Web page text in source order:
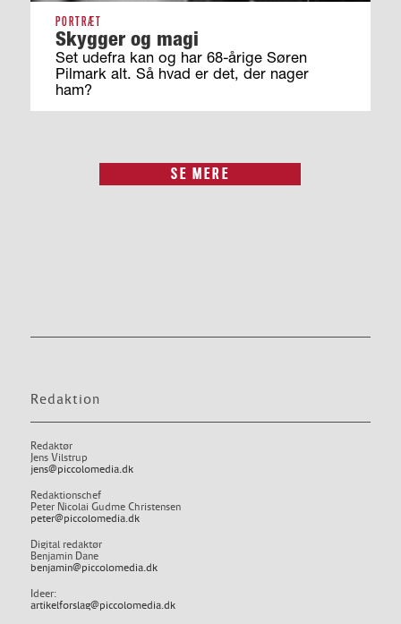
PORTRÆT
Skygger og magi
Set udefra kan og har 68-årige Søren
Pilmark alt. Så hvad er det, der nager
ham?
SE MERE
Redaktion
Redaktør
Jens Vilstrup
jens@piccolomedia.dk
Redaktionschef
Peter Nicolai Gudme Christensen
peter@piccolomedia.dk
Digital redaktør
Benjamin Dane
benjamin@piccolomedia.dk
Ideer:
artikelforslag@piccolomedia.dk